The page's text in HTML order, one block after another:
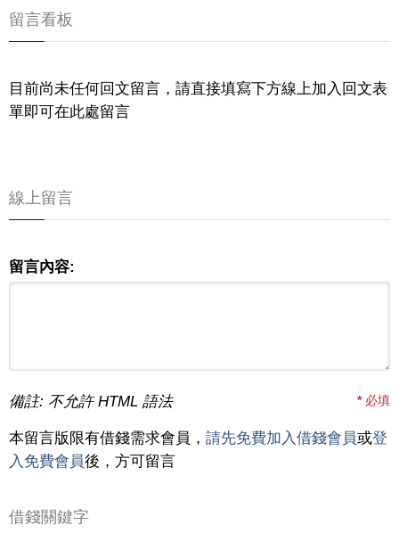
留言看板
目前尚未任何回文留言，請直接填寫下方線上加入回文表
單即可在此處留言
線上留言
留言內容:
備註: 不允許 HTML 語法 *必填
本留言版限有借錢需求會員， 請先免費加入借錢會員或登
入免費會員後，方可留言
借錢關鍵字